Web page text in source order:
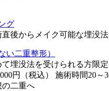
グ
後からメイク可能な埋没法
い二重整形）
て埋没法を受けられる方限
円（税込） 施術時間20～
の二重へ